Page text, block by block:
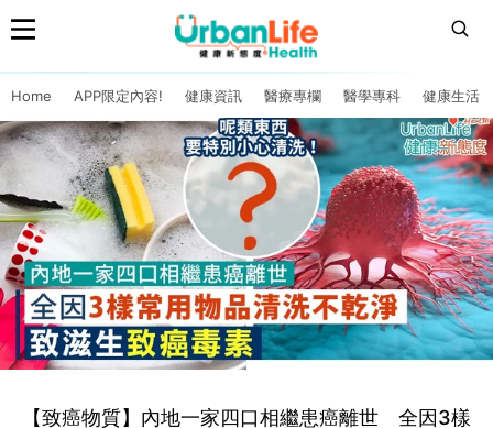
Home APP限定內容! 健康資訊 醫療專欄 醫學專科 健康生活
【致癌物質】內地一家四口相繼患癌離世 全因3樣